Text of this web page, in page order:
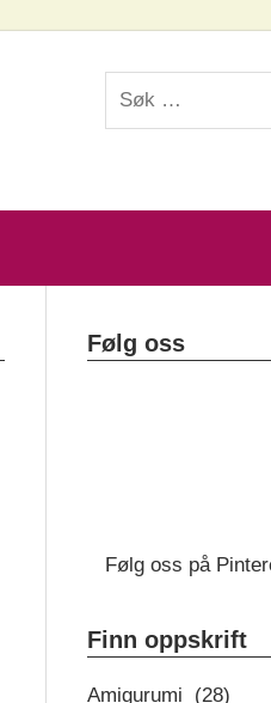
Følg oss
Følg oss på
Finn oppskrift
Amigurumi (28)